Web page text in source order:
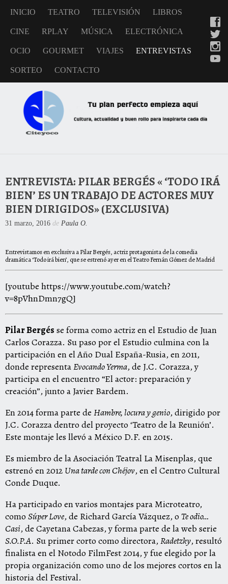
INICIO TEATRO TELEVISIÓN LIBROS
CINE RPLAY MÚSICA ELECTRÓNICA
OCIO GOURMET VIAJES ENTREVISTAS
SORTEO CONTACTO
ENTREVISTA: PILAR BERGÉS « ‘TODO IRÁ
BIEN’ ES UN TRABAJO DE ACTORES MUY
BIEN DIRIGIDOS» (EXCLUSIVA)
31 marzo, 2016 de Paula O.
Entrevistamos en exclusiva a Pilar Bergés, actriz protagonista de la comedia
dramática ‘Todo irá bien’, que se estrenó ayer en el Teatro Fernán Gómez de Madrid
[youtube https://www.youtube.com/watch?
v=8pVhnDmn7gQ]
Pilar Bergés se forma como actriz en el Estudio de Juan
Carlos Corazza. Su paso por el Estudio culmina con la
participación en el Año Dual España-Rusia, en 2011,
donde representaEvocando Yerma, de J.C. Corazza, y
participa en el encuentro “El actor: preparación y
creación”, junto a Javier Bardem.
En 2014 forma parte de Hambre, locura y genio, dirigido por
J.C. Corazza dentro del proyecto ‘Teatro de la Reunión’.
Este montaje les llevó a México D.F. en 2015.
Es miembro de la Asociación Teatral La Misenplas, que
estrenó en 2012 Una tarde con Chéjov, en el Centro Cultural
Conde Duque.
Ha participado en varios montajes para Microteatro,
como Súper Love, de Richard García Vázquez, o Te odio…
Casi, de Cayetana Cabezas, y forma parte de la web serie
S.O.P.A. Su primer corto como directora,Radetzky, resultó
finalista en el Notodo FilmFest 2014, y fue elegido por la
propia organización como uno de los mejores cortos en la
historia del Festival.